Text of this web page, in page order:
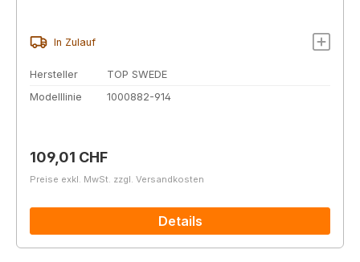
In Zulauf
Hersteller
TOP SWEDE
Modelllinie
1000882-914
Regulärer Preis:
109,01 CHF
Preise exkl. MwSt. zzgl. Versandkosten
Details